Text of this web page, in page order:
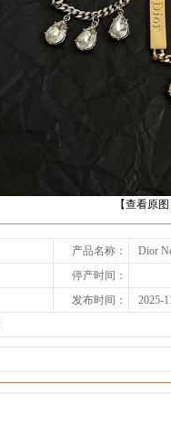
【查看原
下一张
产品名称：
Dior
停产时间：
发布时间：
2025-